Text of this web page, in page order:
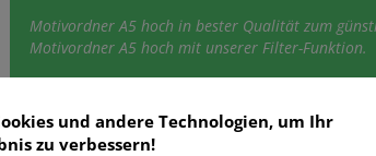
Motivordner A5 hoch in bester Qualität zum
Motivordner A5 hoch mit unserer Filter-Funktion.
Motivordner A5 hoch
und andere Technologien, um Ihr
zu verbessern!